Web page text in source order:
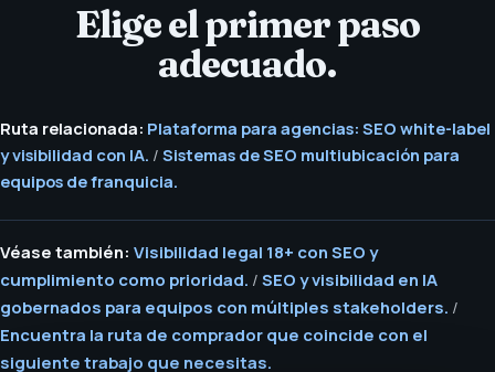
Elige el primer paso
adecuado.
Ruta relacionada: Plataforma para agencias: SEO white-label
y visibilidad con IA. / Sistemas de SEO multiubicación para
equipos de franquicia.
Véase también: Visibilidad legal 18+ con SEO y
cumplimiento como prioridad. / SEO y visibilidad en IA
gobernados para equipos con múltiples stakeholders. /
Encuentra la ruta de comprador que coincide con el
siguiente trabajo que necesitas.